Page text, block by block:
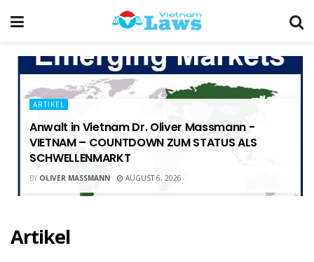
ARTIKEL
Anwalt in Vietnam Dr. Oliver Massmann -
VIETNAM – COUNTDOWN ZUM STATUS ALS
SCHWELLENMARKT
BY OLIVER MASSMANN AUGUST 6, 2026
Artikel